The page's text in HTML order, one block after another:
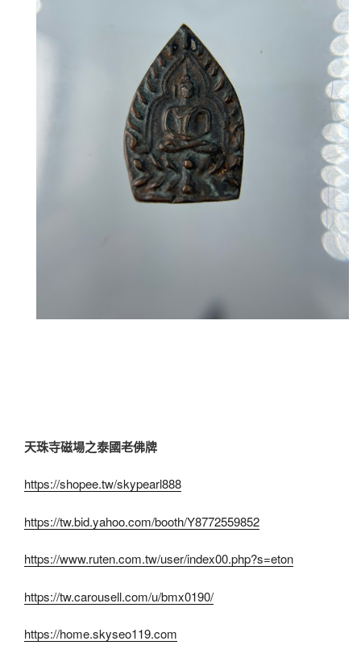
天珠寺磁場之泰國老佛牌
https://shopee.tw/skypearl888
https://tw.bid.yahoo.com/booth/Y8772559852
https://www.ruten.com.tw/user/index00.php?s=eton
https://tw.carousell.com/u/bmx0190/
https://home.skyseo119.com